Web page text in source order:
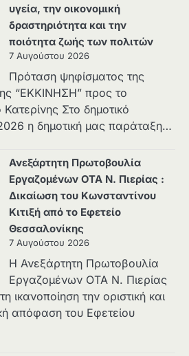
υγεία, την οικονομική
δραστηριότητα και την
ποιότητα ζωής των πολιτών
7 Αυγούστου 2026
Πρόταση ψηφίσματος της
“ΕΚΚΙΝΗΣΗ” προς το
Στο δημοτικό
η δημοτική μας παράταξη…
Ανεξάρτητη Πρωτοβουλία
Εργαζομένων ΟΤΑ Ν. Πιερίας :
Δικαίωση του Κωνσταντίνου
Κιτιξή από το Εφετείο
Θεσσαλονίκης
7 Αυγούστου 2026
Η Ανεξάρτητη Πρωτοβουλία
Εργαζομένων ΟΤΑ Ν. Πιερίας
ικανοποίηση την οριστική και
απόφαση του Εφετείου